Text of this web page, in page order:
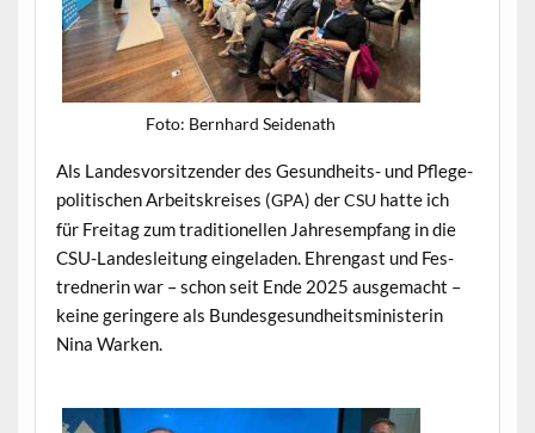
Foto: Bern­hard Seidenath
Als Lan­desvor­sitzen­der des Gesund­heits- und Pflege­
poli­tis­chen Arbeit­skreis­es (GPA) derCSUhat­te ich
für Fre­itag zum tra­di­tionellen Jahre­semp­fang in die
CSU-Lan­desleitung ein­ge­laden. Ehren­gast und Fes­
tred­ner­in war – schon seit Ende 2025 aus­gemacht –
keine gerin­gere als Bun­des­ge­sund­heitsmin­is­terin
Nina Warken.